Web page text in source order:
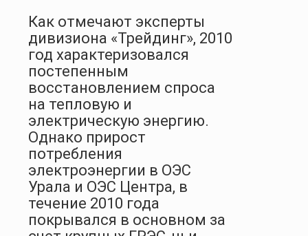
Как отмечают эксперты
дивизиона «Трейдинг», 2010
год характеризовался
постепенным
восстановлением спроса
на тепловую и
электрическую энергию.
Однако прирост
потребления
электроэнергии в ОЭС
Урала и ОЭС Центра, в
течение 2010 года
покрывался в основном за